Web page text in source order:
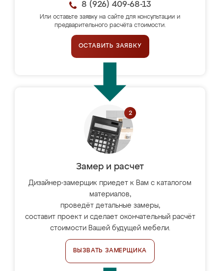
8 (926) 409-68-13
Или оставьте заявку на сайте для консультации и
предварительного расчёта стоимости.
ОСТАВИТЬ ЗАЯВКУ
Замер и расчет
Дизайнер-замерщик приедет к Вам с каталогом
материалов,
проведёт детальные замеры,
составит проект и сделает окончательный расчёт
стоимости Вашей будущей мебели.
ВЫЗВАТЬ ЗАМЕРЩИКА